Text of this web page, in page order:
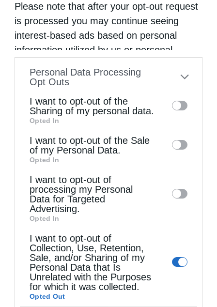
Please note that after your opt-out request
is processed you may continue seeing
interest-based ads based on personal
information utilized by us or personal
to your opt-out. You may separately opt-out
information by third parties on the IAB’s list
of downstream participants. This
information may also be disclosed by us to
third parties on theIAB’s List of
Downstream Participants
disclose it to other third parties.
Personal Data Processing
Opt Outs
I want to opt-out of the
Sharing of my personal data.
Opted In
I want to opt-out of the Sale
of my Personal Data.
Opted In
I want to opt-out of
processing my Personal
Data for Targeted
Advertising.
Opted In
I want to opt-out of
Collection, Use, Retention,
Sale, and/or Sharing of my
Personal Data that Is
Unrelated with the Purposes
for which it was collected.
Opted Out
Τελευταία άρθρα
Ο Νεαπόλεως στο Ιερό Παρεκκλήσι Αγίας
Παρασκευής Παλαιοκάστρου για το Μικρό
Παρακλητικό Κανόνα
Η Εορτή της Αγίας Άννης στα Ιεροσόλυμα